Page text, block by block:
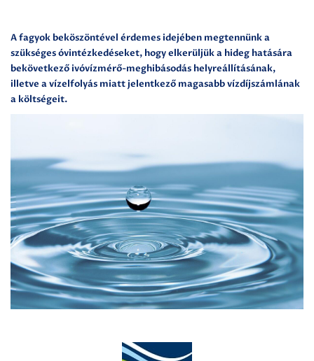
A fagyok beköszöntével érdemes idejében megtennünk a
szükséges óvintézkedéseket, hogy elkerüljük a hideg hatására
bekövetkező ivóvízmérő-meghibásodás helyreállításának,
illetve a vízelfolyás miatt jelentkező magasabb vízdíjszámlának
a költségeit.